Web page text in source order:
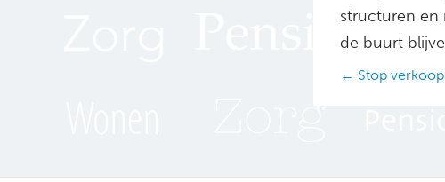
structuren en
de buurt
Posts
← Stop